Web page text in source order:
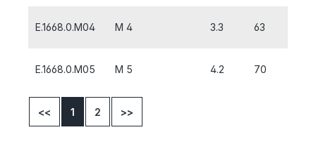
E.1668.0.M04 M 4 3.3 63
E.1668.0.M05 M 5 4.2 70
<< 1 2 >>